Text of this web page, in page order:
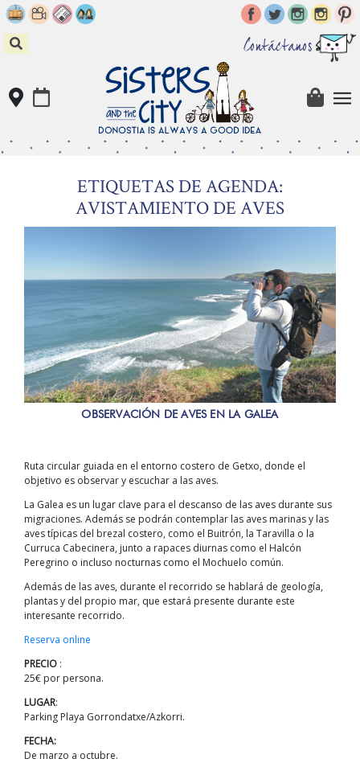
Skip
to
content
Contáctanos
ETIQUETAS DE AGENDA:
AVISTAMIENTO DE AVES
OBSERVACIÓN DE AVES EN LA GALEA
Ruta circular guiada en el entorno costero de Getxo, donde el
objetivo es observar y escuchar a las aves.
La Galea es un lugar clave para el descanso de las aves durante sus
migraciones. Además se podrán contemplar las aves marinas y las
aves típicas del brezal costero, como el Buitrón, la Taravilla o la
Curruca Cabecinera, junto a rapaces diurnas como el Halcón
Peregrino o incluso nocturnas como el Mochuelo común.
Además de las aves, durante el recorrido se hablará de geología,
plantas y del propio mar, que estará presente durante este
interesante recorrido.
Reserva online
PRECIO :
25€ por persona.
LUGAR:
Parking Playa Gorrondatxe/Azkorri.
FECHA:
De marzo a octubre.